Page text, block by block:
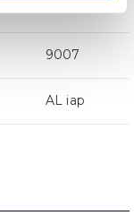
IP66
9007
AL iap